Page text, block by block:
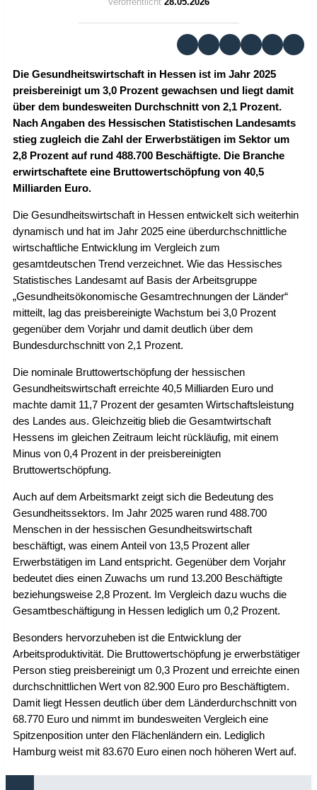
Die Gesundheitswirtschaft in Hessen ist im Jahr 2025
preisbereinigt um 3,0 Prozent gewachsen und liegt damit
über dem bundesweiten Durchschnitt von 2,1 Prozent.
Nach Angaben des Hessischen Statistischen Landesamts
stieg zugleich die Zahl der Erwerbstätigen im Sektor um
2,8 Prozent auf rund 488.700 Beschäftigte. Die Branche
erwirtschaftete eine Bruttowertschöpfung von 40,5
Milliarden Euro.
Die Gesundheitswirtschaft in Hessen entwickelt sich weiterhin
dynamisch und hat im Jahr 2025 eine überdurchschnittliche
wirtschaftliche Entwicklung im Vergleich zum
gesamtdeutschen Trend verzeichnet. Wie das Hessisches
Statistisches Landesamt auf Basis der Arbeitsgruppe
„Gesundheitsökonomische Gesamtrechnungen der Länder“
mitteilt, lag das preisbereinigte Wachstum bei 3,0 Prozent
gegenüber dem Vorjahr und damit deutlich über dem
Bundesdurchschnitt von 2,1 Prozent.
Die nominale Bruttowertschöpfung der hessischen
Gesundheitswirtschaft erreichte 40,5 Milliarden Euro und
machte damit 11,7 Prozent der gesamten Wirtschaftsleistung
des Landes aus. Gleichzeitig blieb die Gesamtwirtschaft
Hessens im gleichen Zeitraum leicht rückläufig, mit einem
Minus von 0,4 Prozent in der preisbereinigten
Bruttowertschöpfung.
Auch auf dem Arbeitsmarkt zeigt sich die Bedeutung des
Gesundheitssektors. Im Jahr 2025 waren rund 488.700
Menschen in der hessischen Gesundheitswirtschaft
beschäftigt, was einem Anteil von 13,5 Prozent aller
Erwerbstätigen im Land entspricht. Gegenüber dem Vorjahr
bedeutet dies einen Zuwachs um rund 13.200 Beschäftigte
beziehungsweise 2,8 Prozent. Im Vergleich dazu wuchs die
Gesamtbeschäftigung in Hessen lediglich um 0,2 Prozent.
Besonders hervorzuheben ist die Entwicklung der
Arbeitsproduktivität. Die Bruttowertschöpfung je erwerbstätiger
Person stieg preisbereinigt um 0,3 Prozent und erreichte einen
durchschnittlichen Wert von 82.900 Euro pro Beschäftigtem.
Damit liegt Hessen deutlich über dem Länderdurchschnitt von
68.770 Euro und nimmt im bundesweiten Vergleich eine
Spitzenposition unter den Flächenländern ein. Lediglich
Hamburg weist mit 83.670 Euro einen noch höheren Wert auf.